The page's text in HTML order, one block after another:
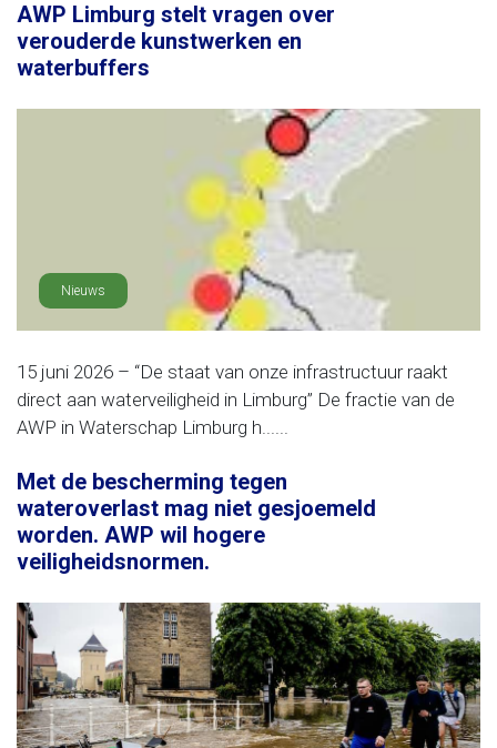
AWP Limburg stelt vragen over
verouderde kunstwerken en
waterbuffers
Nieuws
15 juni 2026 – “De staat van onze infrastructuur raakt
direct aan waterveiligheid in Limburg” De fractie van de
AWP in Waterschap Limburg h......
Met de bescherming tegen
wateroverlast mag niet gesjoemeld
worden. AWP wil hogere
veiligheidsnormen.